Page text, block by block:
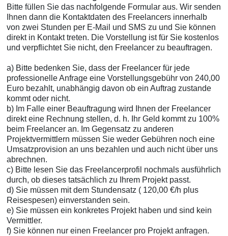
Bitte füllen Sie das nachfolgende Formular aus. Wir senden
Ihnen dann die Kontaktdaten des Freelancers innerhalb
von zwei Stunden per E-Mail und SMS zu und Sie können
direkt in Kontakt treten. Die Vorstellung ist für Sie kostenlos
und verpflichtet Sie nicht, den Freelancer zu beauftragen.
a) Bitte bedenken Sie, dass der Freelancer für jede
professionelle Anfrage eine Vorstellungsgebühr von 240,00
Euro bezahlt, unabhängig davon ob ein Auftrag zustande
kommt oder nicht.
b) Im Falle einer Beauftragung wird Ihnen der Freelancer
direkt eine Rechnung stellen, d. h. Ihr Geld kommt zu 100%
beim Freelancer an. Im Gegensatz zu anderen
Projektvermittlern müssen Sie weder Gebühren noch eine
Umsatzprovision an uns bezahlen und auch nicht über uns
abrechnen.
c) Bitte lesen Sie das Freelancerprofil nochmals ausführlich
durch, ob dieses tatsächlich zu Ihrem Projekt passt.
d) Sie müssen mit dem Stundensatz ( 120,00 €/h plus
Reisespesen) einverstanden sein.
e) Sie müssen ein konkretes Projekt haben und sind kein
Vermittler.
f) Sie können nur einen Freelancer pro Projekt anfragen.